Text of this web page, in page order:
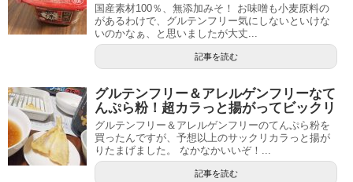
国産素材100％、無添加みそ！ お味噌も小麦原料の
があるわけで、グルテンフリー気にしないといけな
いのかなぁ、と思いましたが大丈...
記事を読む
グルテンフリー＆アレルゲンフリーなて
んぷら粉！超カラっと揚がってビックリ
グルテンフリー＆アレルゲンフリーのてんぷら粉を
買ったんですが、予想以上のサックリカラっと揚が
りたまげました。 なかなかいいぞ！...
記事を読む